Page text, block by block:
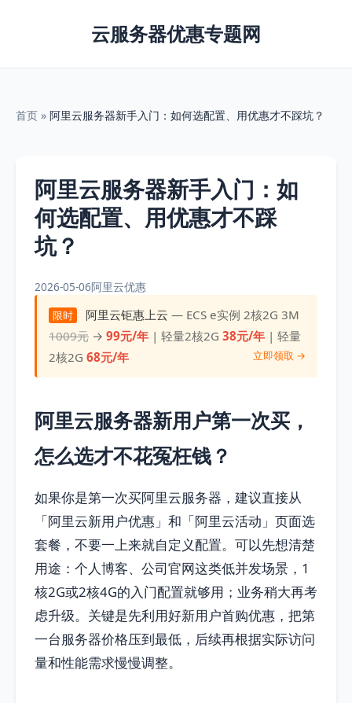
云服务器优惠专题网
首页 » 阿里云服务器新手入门：如何选配置、用优惠才不踩坑？
阿里云服务器新手入门：如
何选配置、用优惠才不踩
坑？
2026-05-06阿里云优惠
限时 阿里云钜惠上云 — ECS e实例 2核2G 3M
1009元 →99元/年 | 轻量2核2G38元/年 | 轻量
2核2G68元/年 立即领取 →
阿里云服务器新用户第一次买，
怎么选才不花冤枉钱？
如果你是第一次买阿里云服务器，建议直接从
「阿里云新用户优惠」和「阿里云活动」页面选
套餐，不要一上来就自定义配置。可以先想清楚
用途：个人博客、公司官网这类低并发场景，1
核2G或2核4G的入门配置就够用；业务稍大再考
虑升级。关键是先利用好新用户首购优惠，把第
一台服务器价格压到最低，后续再根据实际访问
量和性能需求慢慢调整。